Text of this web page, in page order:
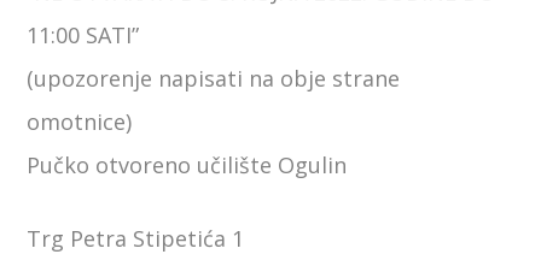
11:00 SATI”
(upozorenje napisati na obje strane
omotnice)
Pučko otvoreno učilište Ogulin
Trg Petra Stipetića 1